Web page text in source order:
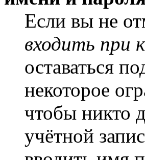
Если вы не
входить при
оставаться
некоторое
чтобы никто
учётной